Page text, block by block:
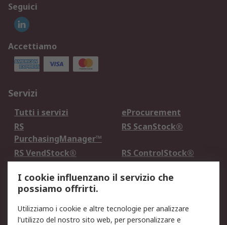
Seguici
Accettiamo
Servizi
Tutti i servizi
eProcurement
RS
PurchasingManager™
RS ScanStock®
RS VendStock®
RS ControlStock®
Legale
Informativa Cookie
Informativa Privacy -
I cookie influenzano il servizio che
possiamo offrirti.
Utilizziamo i cookie e altre tecnologie per analizzare
l'utilizzo del nostro sito web, per personalizzare e